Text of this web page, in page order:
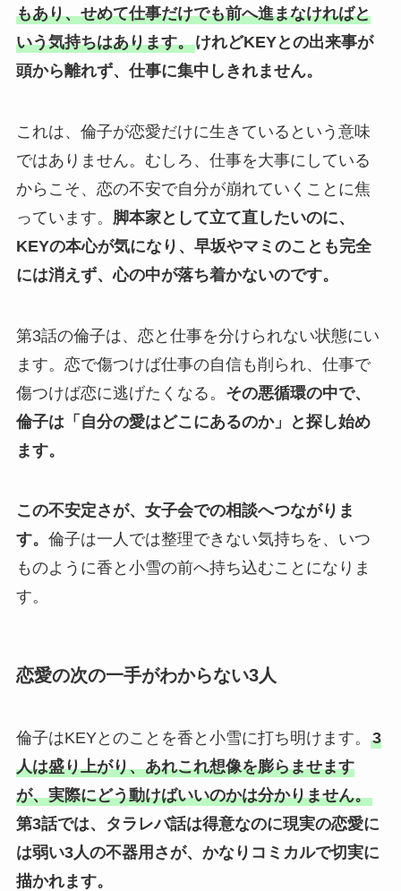
もあり、せめて仕事だけでも前へ進まなければと
いう気持ちはあります。けれどKEYとの出来事が
頭から離れず、仕事に集中しきれません。
これは、倫子が恋愛だけに生きているという意味
ではありません。むしろ、仕事を大事にしている
からこそ、恋の不安で自分が崩れていくことに焦
っています。 脚本家として立て直したいのに、
KEYの本心が気になり、早坂やマミのことも完全
には消えず、心の中が落ち着かないのです。
第3話の倫子は、恋と仕事を分けられない状態にい
ます。恋で傷つけば仕事の自信も削られ、仕事で
傷つけば恋に逃げたくなる。 その悪循環の中で、
倫子は「自分の愛はどこにあるのか」と探し始め
ます。
この不安定さが、女子会での相談へつながりま
す。 倫子は一人では整理できない気持ちを、いつ
ものように香と小雪の前へ持ち込むことになりま
す。
恋愛の次の一手がわからない3人
倫子はKEYとのことを香と小雪に打ち明けます。 3
人は盛り上がり、あれこれ想像を膨らませます
が、実際にどう動けばいいのかは分かりません。
第3話では、タラレバ話は得意なのに現実の恋愛に
は弱い3人の不器用さが、かなりコミカルで切実に
描かれます。